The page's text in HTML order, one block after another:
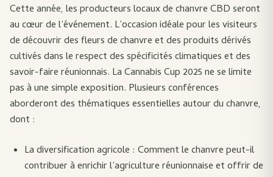
Cette année, les producteurs locaux de chanvre CBD seront
au cœur de l’événement. L’occasion idéale pour les visiteurs
de découvrir des fleurs de chanvre et des produits dérivés
cultivés dans le respect des spécificités climatiques et des
savoir-faire réunionnais. La Cannabis Cup 2025 ne se limite
pas à une simple exposition. Plusieurs conférences
aborderont des thématiques essentielles autour du chanvre,
dont :
La diversification agricole : Comment le chanvre peut-il
contribuer à enrichir l’agriculture réunionnaise et offrir de